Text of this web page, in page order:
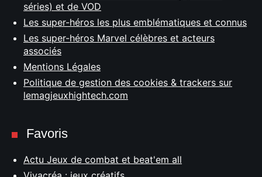
séries) et de VOD
Les super-héros les plus emblématiques et connus
Les super-héros Marvel célèbres et acteurs
associés
Mentions Légales
Politique de gestion des cookies & trackers sur
lemagjeuxhightech.com
Favoris
Actu Jeux de combat et beat'em all